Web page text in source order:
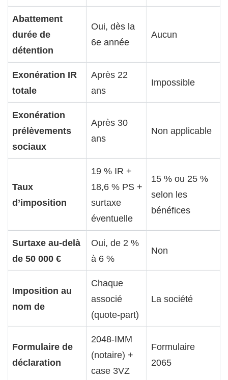
Abattement
durée de
détention
Oui, dès la
6e année
Aucun
Exonération IR
totale
Après 22
ans
Impossible
Exonération
prélèvements
sociaux
Après 30
ans
Non applicable
Taux
d’imposition
19 % IR +
18,6 % PS +
surtaxe
éventuelle
15 % ou 25 %
selon les
bénéfices
Surtaxe au-delà
de 50 000 €
Oui, de 2 %
à 6 %
Non
Imposition au
nom de
Chaque
associé
(quote-part)
La société
Formulaire de
déclaration
2048-IMM
(notaire) +
case 3VZ
Formulaire
2065